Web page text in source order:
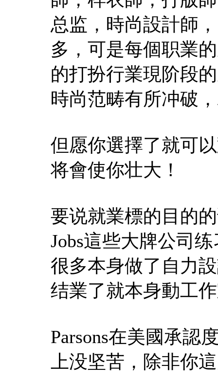
总监，時尚設計師
多，可是每個职業
的打扮行業現阶段
時尚范畴有所冲破
但愿你選擇了就可
将會使你壮大！
要说就業標的目的
Jobs這些大牌公司
很多本身做了自力
结業了就本身動工
Parsons在美國承認
上没坚苦，除非你